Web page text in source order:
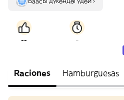
-- -
Raciones Hamburguesas